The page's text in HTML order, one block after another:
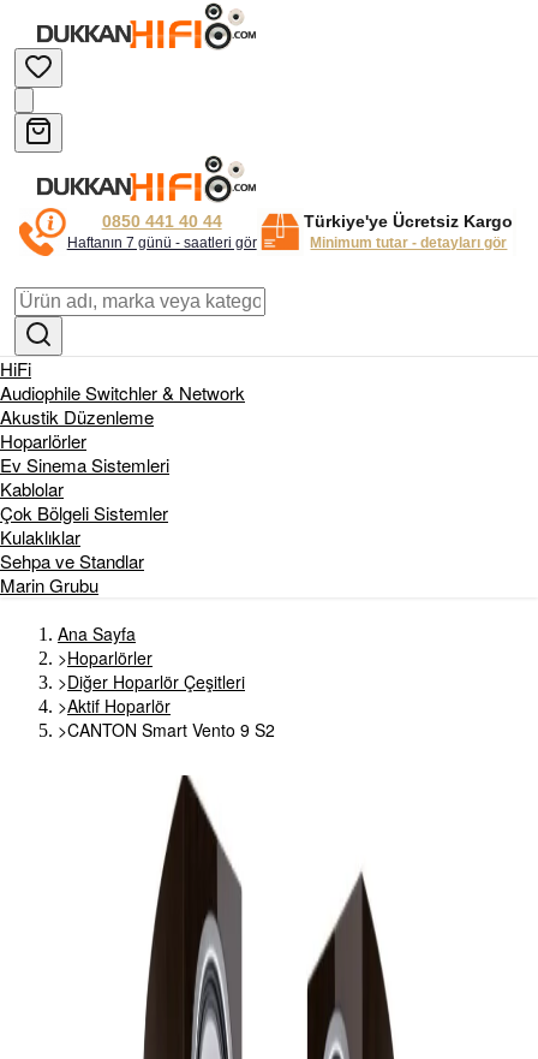
0850 441 40 44
Haftanın 7 günü - saatleri gör
Türkiye'ye Ücretsiz Kargo
Minimum tutar - detayları gör
HiFi
Audiophile Switchler & Network
Akustik Düzenleme
Hoparlörler
Ev Sinema Sistemleri
Kablolar
Çok Bölgeli Sistemler
Kulaklıklar
Sehpa ve Standlar
Marin Grubu
Ana Sayfa
>Hoparlörler
>Diğer Hoparlör Çeşitleri
>Aktif Hoparlör
>CANTON Smart Vento 9 S2